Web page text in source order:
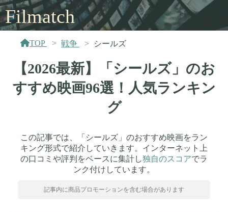
Filmatch
TOP 戦争 シールズ
【2026最新】「シールズ」のお
すすめ映画96選！人気ランキン
グ
この記事では、「シールズ」のおすすめ映画をラン
キング形式で紹介していきます。インターネット上
の口コミや評判をベースに集計し独自のスコアでラ
ンク付けしています。
記事内に商品プロモーションを含む場合があります